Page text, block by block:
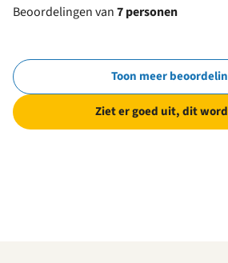
Beoordelingen van7 personen
Toon meer
Ziet er goed uit, dit